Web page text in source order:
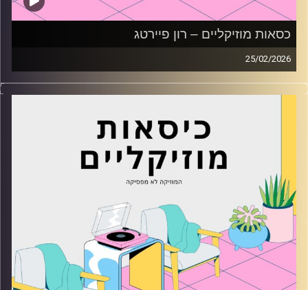
כסאות מוזיקליים – רון פיירטג
25/02/2026
כסאות מוזיקליים עם רון פיירטג